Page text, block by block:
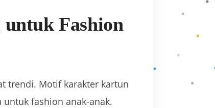
Fashion
trendi. Motif karakter kartun
fashion anak-anak.